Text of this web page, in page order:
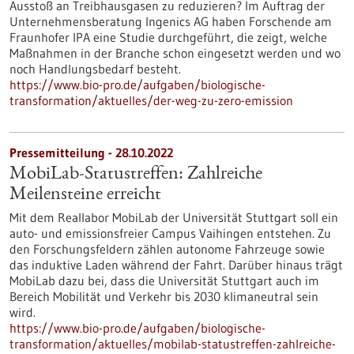
Ausstoß an Treibhausgasen zu reduzieren? Im Auftrag der
Unternehmensberatung Ingenics AG haben Forschende am
Fraunhofer IPA eine Studie durchgeführt, die zeigt, welche
Maßnahmen in der Branche schon eingesetzt werden und wo
noch Handlungsbedarf besteht.
https://www.bio-pro.de/aufgaben/biologische-
transformation/aktuelles/der-weg-zu-zero-emission
Pressemitteilung - 28.10.2022
MobiLab-Statustreffen: Zahlreiche
Meilensteine erreicht
Mit dem Reallabor MobiLab der Universität Stuttgart soll ein
auto- und emissionsfreier Campus Vaihingen entstehen. Zu
den Forschungsfeldern zählen autonome Fahrzeuge sowie
das induktive Laden während der Fahrt. Darüber hinaus trägt
MobiLab dazu bei, dass die Universität Stuttgart auch im
Bereich Mobilität und Verkehr bis 2030 klimaneutral sein
wird.
https://www.bio-pro.de/aufgaben/biologische-
transformation/aktuelles/mobilab-statustreffen-zahlreiche-